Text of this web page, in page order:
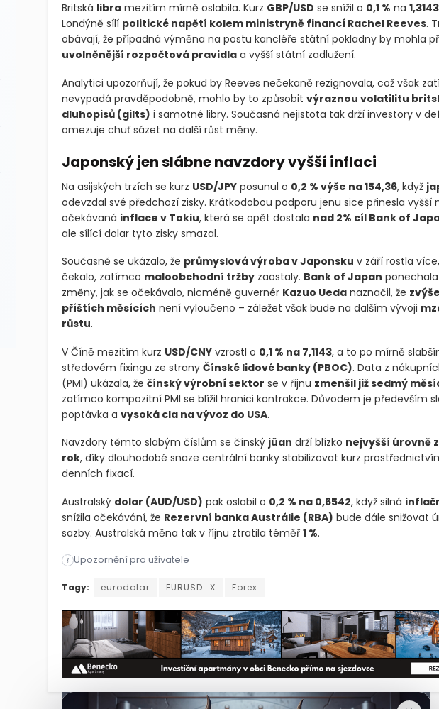
Britská libramezitím mírně oslabila. Kurz GBP/USD se snížil o 0,1 % na 1,3143
Londýně sílí politické napětí kolem ministryně financí Rachel Reeves.
obávají, že případná výměna na postu kancléře státní pokladny by mohla
uvolněnější rozpočtová pravidlaa vyšší státní zadlužení.
Analytici upozorňují, že pokud by Reeves nečekaně rezignovala, což však
nevypadá pravděpodobně, mohlo by to způsobit výraznou volatilitu
dluhopisů (gilts) i samotné libry. Současná nejistota tak drží investory v
omezuje chuť sázet na další růst měny.
Japonský jen slábne navzdory vyšší inflaci
Na asijských trzích se kurz USD/JPYposunul o 0,2 % výše na 154,36, když
odevzdal své předchozí zisky. Krátkodobou podporu jenu sice přinesla vyšší
očekávaná inflace v Tokiu, která se opět dostala nad 2% cíl Bank of
ale sílící dolar tyto zisky smazal.
Současně se ukázalo, že průmyslová výroba v Japonsku v září rostla
čekalo, zatímco maloobchodní tržbyzaostaly. Bank of Japan
změny, jak se očekávalo, nicméně guvernér Kazuo Uedanaznačil, že
příštích měsících není vyloučeno – záležet však bude na dalším vývoji
růstu.
V Číně mezitím kurz USD/CNYvzrostl o 0,1 % na 7,1143, a to po mírně
středovém fixingu ze strany Čínské lidové banky (PBOC). Data z
(PMI) ukázala, že čínský výrobní sektor se v říjnu zmenšil již sedmý
zatímco kompozitní PMI se blížil hranici kontrakce. Důvodem je především
poptávka a vysoká cla na vývoz do USA.
Navzdory těmto slabým číslům se čínský jüan drží blízko nejvyšší úrovně
rok, díky dlouhodobé snaze centrální banky stabilizovat kurz
denních fixací.
Australský dolar (AUD/USD) pak oslabil o 0,2 % na 0,6542, když silná
snížila očekávání, že Rezervní banka Austrálie (RBA) bude dále snižovat
sazby. Australská měna tak v říjnu ztratila téměř 1 %.
i Upozornění pro uživatele
Americký dolar v pátek mírně posílil, když se obchodníci drželi po
Tagy: eurodolar EURUSD=X Forex